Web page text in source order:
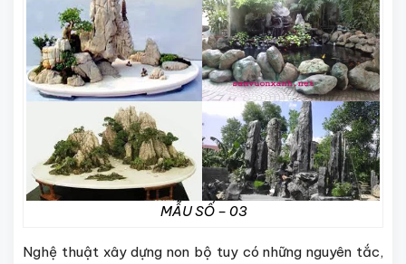
MẪU SỐ – 03
Nghệ thuật xây dựng non bộ tuy có những nguyên tắc,